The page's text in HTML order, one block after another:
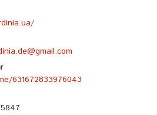
631672833976043